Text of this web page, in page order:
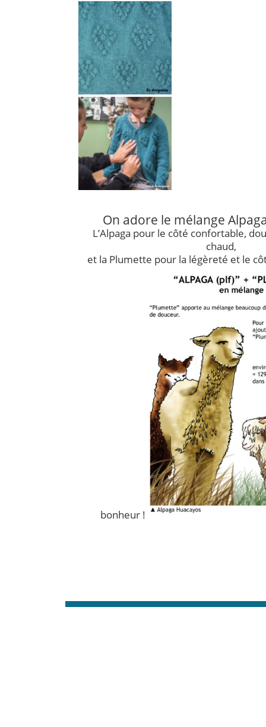
On adore le mélange
L’Alpaga pour le côté confortable,
chaud,
et la Plumette pour la légèreté et le
bonheur !